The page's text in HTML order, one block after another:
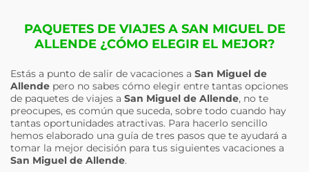
PAQUETES DE VIAJES A SAN MIGUEL DE
ALLENDE ¿CÓMO ELEGIR EL MEJOR?
Estás a punto de salir de vacaciones a San Miguel de
Allende pero no sabes cómo elegir entre tantas opciones
de paquetes de viajes a San Miguel de Allende, no te
preocupes, es común que suceda, sobre todo cuando hay
tantas oportunidades atractivas. Para hacerlo sencillo
hemos elaborado una guía de tres pasos que te ayudará a
tomar la mejor decisión para tus siguientes vacaciones a
San Miguel de Allende.